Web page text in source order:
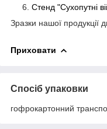
Стенд "Сухопутні
Зразки нашої продукції
Приховати
Спосіб упаковки
гофрокартонний